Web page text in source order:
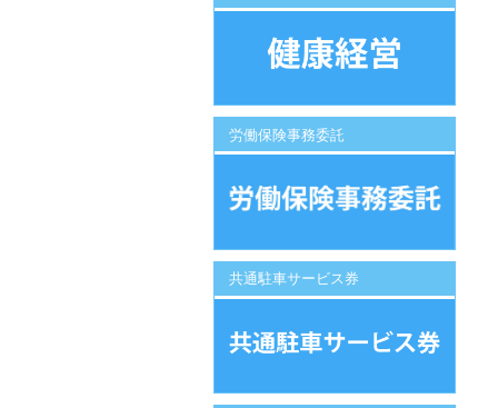
労働保険事務委託
共通駐車サービス券